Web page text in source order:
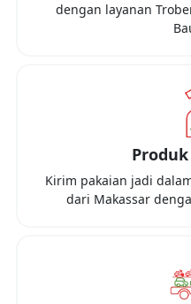
dengan layanan
Kirim pakaian jadi
dari Makassar